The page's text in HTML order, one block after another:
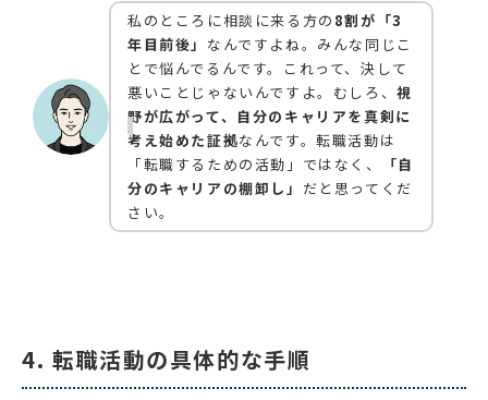
私のところに相談に来る方の 8割が「3
年目前後」 なんですよね。みんな同じこ
とで悩んでるんです。これって、決して
悪いことじゃないんですよ。むしろ、視
野が広がって、自分のキャリアを真剣に
考え始めた証拠なんです。転職活動は
「転職するための活動」ではなく、
「自
分のキャリアの棚卸し」 だと思ってくだ
さい。
4. 転職活動の具体的な手順